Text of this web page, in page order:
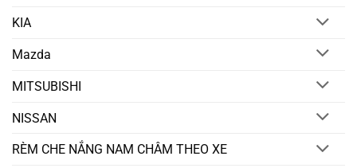
KIA
Mazda
MITSUBISHI
NISSAN
RÈM CHE NẮNG NAM CHÂM THEO XE